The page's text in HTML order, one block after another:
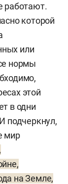
работают.
которой
или
нормы
этой
в одни
подчеркнул,
мир
на Земле,